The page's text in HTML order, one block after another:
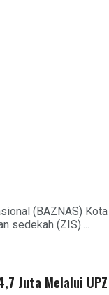
(BAZNAS)
sedekah (ZIS)....
Juta Melalui